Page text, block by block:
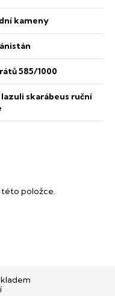
kameny
585/1000
lazuli skarábeus ruční
položce.